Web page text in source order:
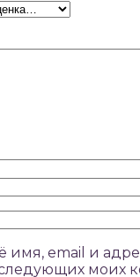
имя, email и
моих